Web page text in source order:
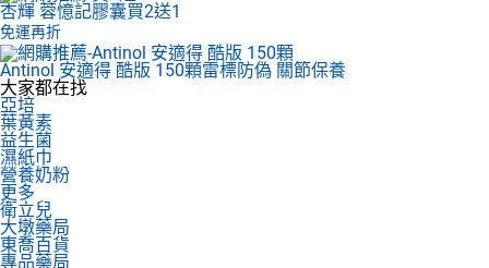
杏輝 蓉憶記膠囊買2送1
免運再折
Antinol 安適得 酷版 150顆雷標防偽 關節保養
大家都在找
亞培
葉黃素
益生菌
濕紙巾
營養奶粉
更多
衛立兒
大墩藥局
東喬百貨
專品藥局